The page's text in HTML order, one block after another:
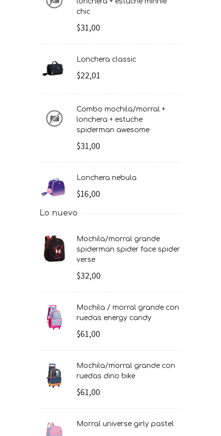
chic
$31,00
lonchera classic
$22,01
combo mochila/morral +
lonchera + estuche
spiderman awesome
$31,00
lonchera nebula
$16,00
Lo nuevo
mochila/morral grande
spiderman spider face spider
verse
$32,00
mochila / morral grande con
ruedas energy candy
$61,00
mochila/morral grande con
ruedas dino bike
$61,00
morral universe girly pastel